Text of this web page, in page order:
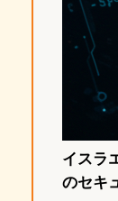
イスラ
のセキ